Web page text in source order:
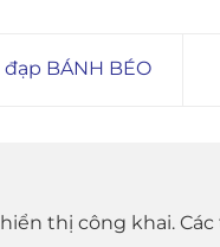
BÁNH BÉO
thị công khai.